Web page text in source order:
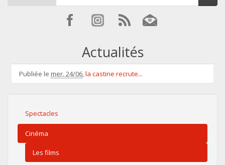
Actualités
Publiée le mer. 24/06,la castine recrute...
Spectacles
Cinéma
Les films